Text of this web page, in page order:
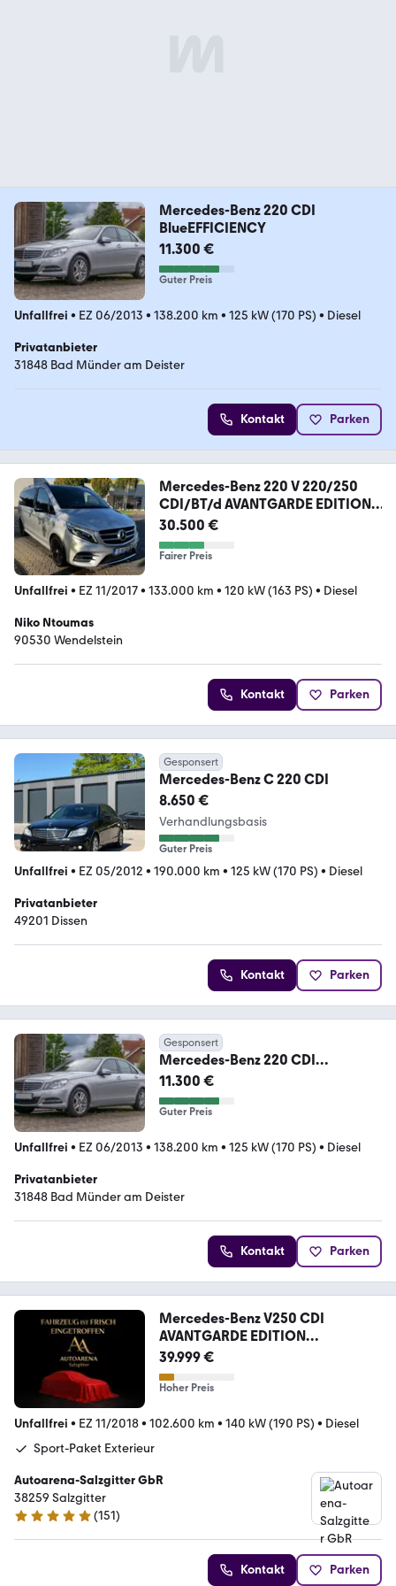
Mercedes-Benz 220 CDI
BlueEFFICIENCY
11.300 €
Guter Preis
Unfallfrei • EZ 06/2013 • 138.200 km • 125 kW (170 PS) • Diesel
Privatanbieter
31848 Bad Münder am Deister
Kontakt Parken
Mercedes-Benz 220 V 220/250
CDI/BT/d AVANTGARDE EDITION
AMG
30.500 €
Fairer Preis
Unfallfrei • EZ 11/2017• 133.000 km • 120 kW (163 PS) • Diesel
Niko Ntoumas
90530 Wendelstein
Kontakt Parken
Gesponsert
Mercedes-Benz C 220 CDI
8.650 €
Verhandlungsbasis
Guter Preis
Unfallfrei • EZ 05/2012 • 190.000 km • 125 kW (170 PS) • Diesel
Privatanbieter
49201 Dissen
Kontakt Parken
Gesponsert
Mercedes-Benz 220 CDI
BlueEFFICIENCY
11.300 €
Guter Preis
Unfallfrei • EZ 06/2013 • 138.200 km • 125 kW (170 PS) • Diesel
Privatanbieter
31848 Bad Münder am Deister
Kontakt Parken
Mercedes-Benz V250 CDI
AVANTGARDE EDITION
4MATIC*360°*
39.999 €
Hoher Preis
Unfallfrei • EZ 11/2018• 102.600 km • 140 kW (190 PS) • Diesel
Sport-Paket Exterieur
Autoarena-Salzgitter GbR
38259 Salzgitter
4.9 Sterne
(151)
Kontakt Parken